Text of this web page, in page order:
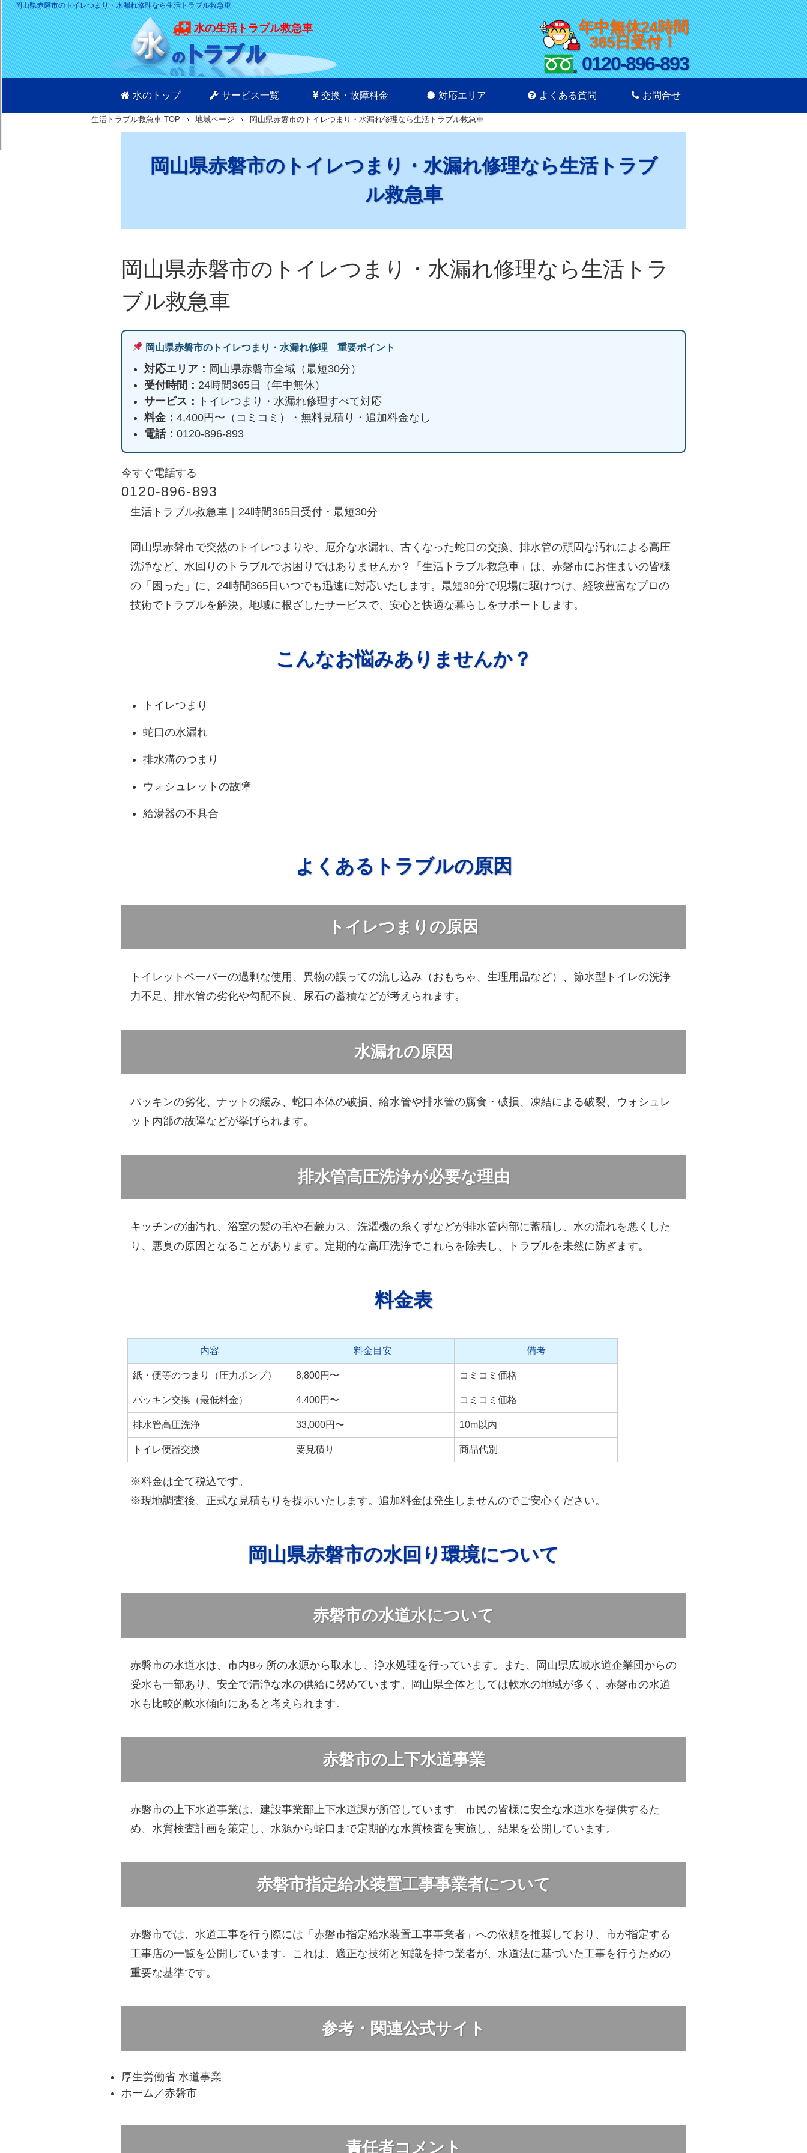
岡山県赤磐市のトイレつまり・水漏れ修理なら生活トラブル救急車
水の生活トラブル救急車
年中無休24時間
365日受付！
0120-896-893
水のトップ サービス一覧 交換・故障料金 対応エリア よくある質問 お問合せ
生活トラブル救急車 TOP 地域ページ 岡山県赤磐市のトイレつまり・水漏れ修理なら生活トラブル救急車
岡山県赤磐市のトイレつまり・水漏れ修理なら生活トラブ
ル救急車
岡山県赤磐市のトイレつまり・水漏れ修理なら生活トラ
ブル救急車
岡山県赤磐市のトイレつまり・水漏れ修理 重要ポイント
対応エリア： 岡山県赤磐市全域（最短30分）
受付時間： 24時間365日（年中無休）
サービス：
トイレつまり・水漏れ修理すべて対応
料金： 4,400円〜（コミコミ）・無料見積り・追加料金なし
電話： 0120-896-893
今すぐ電話する
0120-896-893
生活トラブル救急車｜24時間365日受付・最短30分
岡山県赤磐市で突然のトイレつまりや、厄介な水漏れ、古くなった蛇口の交換、排水管の頑固な汚れによる高圧
洗浄など、水回りのトラブルでお困りではありませんか？「生活トラブル救急車」は、赤磐市にお住まいの皆様
の「困った」に、24時間365日いつでも迅速に対応いたします。最短30分で現場に駆けつけ、経験豊富なプロの
技術でトラブルを解決。地域に根ざしたサービスで、安心と快適な暮らしをサポートします。
こんなお悩みありませんか？
トイレつまり
蛇口の水漏れ
排水溝のつまり
ウォシュレットの故障
給湯器の不具合
よくあるトラブルの原因
トイレつまりの原因
トイレットペーパーの過剰な使用、異物の誤っての流し込み（おもちゃ、生理用品など）、節水型トイレの洗浄
力不足、排水管の劣化や勾配不良、尿石の蓄積などが考えられます。
水漏れの原因
パッキンの劣化、ナットの緩み、蛇口本体の破損、給水管や排水管の腐食・破損、凍結による破裂、ウォシュレ
ット内部の故障などが挙げられます。
排水管高圧洗浄が必要な理由
キッチンの油汚れ、浴室の髪の毛や石鹸カス、洗濯機の糸くずなどが排水管内部に蓄積し、水の流れを悪くした
り、悪臭の原因となることがあります。定期的な高圧洗浄でこれらを除去し、トラブルを未然に防ぎます。
料金表
内容 料金目安 備考
紙・便等のつまり（圧力ポンプ） 8,800円〜 コミコミ価格
パッキン交換（最低料金） 4,400円〜 コミコミ価格
排水管高圧洗浄 33,000円〜 10m以内
トイレ便器交換 要見積り 商品代別
※料金は全て税込です。
※現地調査後、正式な見積もりを提示いたします。追加料金は発生しませんのでご安心ください。
岡山県赤磐市の水回り環境について
赤磐市の水道水について
赤磐市の水道水は、市内8ヶ所の水源から取水し、浄水処理を行っています。また、岡山県広域水道企業団からの
受水も一部あり、安全で清浄な水の供給に努めています。岡山県全体としては軟水の地域が多く、赤磐市の水道
水も比較的軟水傾向にあると考えられます。
赤磐市の上下水道事業
赤磐市の上下水道事業は、建設事業部上下水道課が所管しています。市民の皆様に安全な水道水を提供するた
め、水質検査計画を策定し、水源から蛇口まで定期的な水質検査を実施し、結果を公開しています。
赤磐市指定給水装置工事事業者について
赤磐市では、水道工事を行う際には「赤磐市指定給水装置工事事業者」への依頼を推奨しており、市が指定する
工事店の一覧を公開しています。これは、適正な技術と知識を持つ業者が、水道法に基づいた工事を行うための
重要な基準です。
参考・関連公式サイト
厚生労働省 水道事業
ホーム／赤磐市
責任者コメント